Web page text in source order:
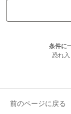
条件に
恐れ入
前のページに戻る